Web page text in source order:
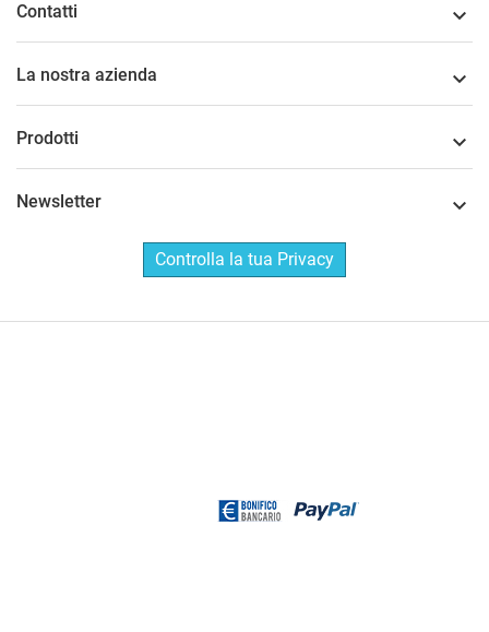
Contatti 
La nostra azienda 
Prodotti 
Newsletter 
Controlla la tua Privacy